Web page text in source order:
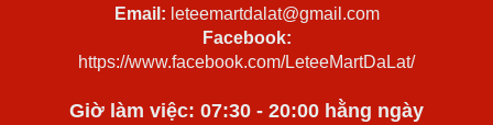
Email: leteemartdalat@gmail.com
Facebook:
https://www.facebook.com/LeteeMartDaLat/
Giờ làm việc: 07:30 - 20:00 hằng ngày